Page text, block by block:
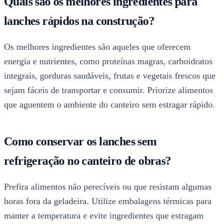
lanches rápidos na construção?
Os melhores ingredientes são aqueles que oferecem
energia e nutrientes, como proteínas magras, carboidratos
integrais, gorduras saudáveis, frutas e vegetais frescos que
sejam fáceis de transportar e consumir. Priorize alimentos
que aguentem o ambiente do canteiro sem estragar rápido.
Como conservar os lanches sem
refrigeração no canteiro de obras?
Prefira alimentos não perecíveis ou que resistam algumas
horas fora da geladeira. Utilize embalagens térmicas para
manter a temperatura e evite ingredientes que estragam